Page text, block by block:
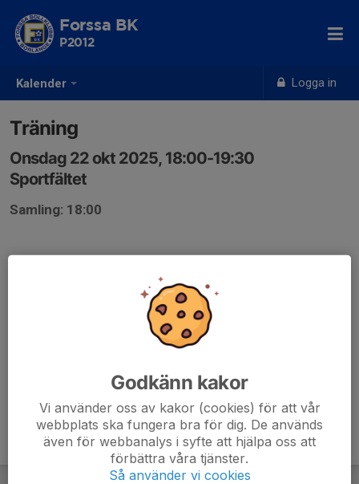
Kalender Logga in
Forssa BK
P2012
Träning
Onsdag 22 okt 2025, 18:00-19:30
Sportfältet
Samling: 18:00
Godkänn kakor
Vi använder oss av kakor (cookies) för att vår
webbplats ska fungera bra för dig. De används
även för webbanalys i syfte att hjälpa oss att
förbättra våra tjänster.
Så använder vi cookies